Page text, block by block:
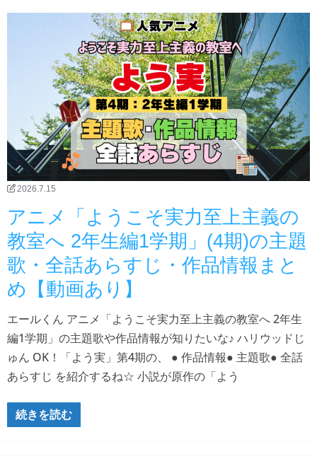
2026.7.15
アニメ「ようこそ実力至上主義の
教室へ 2年生編1学期」(4期)の主題
歌・全話あらすじ・作品情報まと
め【動画あり】
エールくん アニメ「ようこそ実力至上主義の教室へ 2年生
編1学期」の主題歌や作品情報が知りたいな♪ ハリウッドじ
ゅん OK！「よう実」第4期の、 ● 作品情報● 主題歌● 全話
あらすじ を紹介するね☆ 小説が原作の「よう
続きを読む